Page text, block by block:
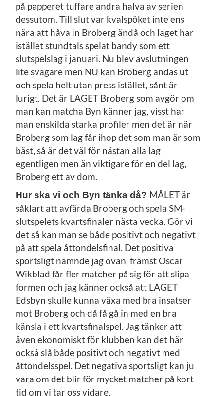
på papperet tuffare andra halva av serien
dessutom. Till slut var kvalspöket inte ens
nära att håva in Broberg ändå och laget har
istället stundtals spelat bandy som ett
slutspelslag i januari. Nu blev avslutningen
lite svagare men NU kan Broberg andas ut
och spela helt utan press istället, sånt är
lurigt. Det är LAGET Broberg som avgör om
man kan matcha Byn känner jag, visst har
man enskilda starka profiler men det är när
Broberg som lag får ihop det som man är som
bäst, så är det väl för nästan alla lag
egentligen men än viktigare för en del lag,
Broberg ett av dom.
Hur ska vi och Byn tänka då? MÅLET är
såklart att avfärda Broberg och spela SM-
slutspelets kvartsfinaler nästa vecka. Gör vi
det så kan man se både positivt och negativt
på att spela åttondelsfinal. Det positiva
sportsligt nämnde jag ovan, främst Oscar
Wikblad får fler matcher på sig för att slipa
formen och jag känner också att LAGET
Edsbyn skulle kunna växa med bra insatser
mot Broberg och då få gå in med en bra
känsla i ett kvartsfinalspel. Jag tänker att
även ekonomiskt för klubben kan det här
också slå både positivt och negativt med
åttondelsspel. Det negativa sportsligt kan ju
vara om det blir för mycket matcher på kort
tid om vi tar oss vidare.